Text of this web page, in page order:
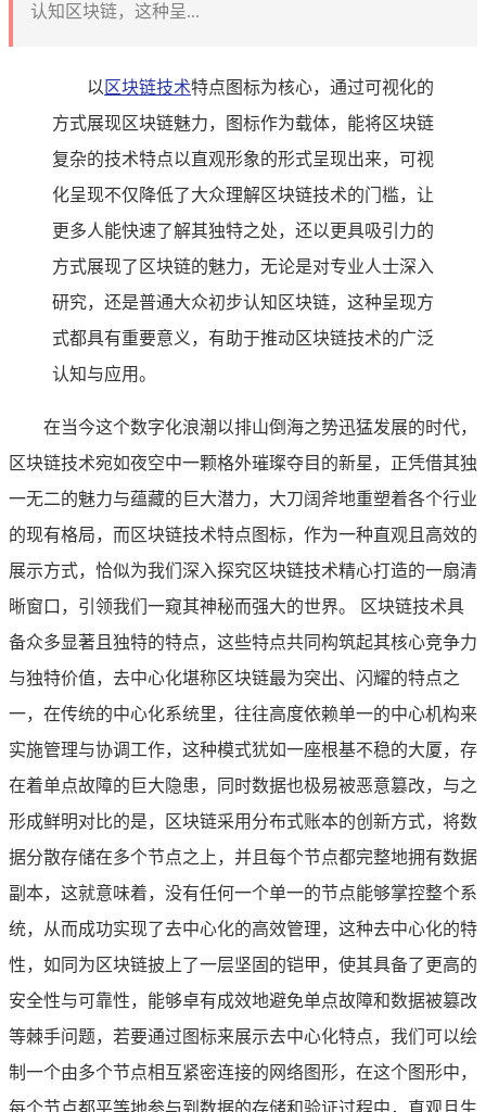
认知区块链，这种呈...
以 区块链技术特点图标为核心，通过可视化的
方式展现区块链魅力，图标作为载体，能将区块链
复杂的技术特点以直观形象的形式呈现出来，可视
化呈现不仅降低了大众理解区块链技术的门槛，让
更多人能快速了解其独特之处，还以更具吸引力的
方式展现了区块链的魅力，无论是对专业人士深入
研究，还是普通大众初步认知区块链，这种呈现方
式都具有重要意义，有助于推动区块链技术的广泛
认知与应用。
在当今这个数字化浪潮以排山倒海之势迅猛发展的时代，
区块链技术宛如夜空中一颗格外璀璨夺目的新星，正凭借其独
一无二的魅力与蕴藏的巨大潜力，大刀阔斧地重塑着各个行业
的现有格局，而区块链技术特点图标，作为一种直观且高效的
展示方式，恰似为我们深入探究区块链技术精心打造的一扇清
晰窗口，引领我们一窥其神秘而强大的世界。 区块链技术具
备众多显著且独特的特点，这些特点共同构筑起其核心竞争力
与独特价值，去中心化堪称区块链最为突出、闪耀的特点之
一，在传统的中心化系统里，往往高度依赖单一的中心机构来
实施管理与协调工作，这种模式犹如一座根基不稳的大厦，存
在着单点故障的巨大隐患，同时数据也极易被恶意篡改，与之
形成鲜明对比的是，区块链采用分布式账本的创新方式，将数
据分散存储在多个节点之上，并且每个节点都完整地拥有数据
副本，这就意味着，没有任何一个单一的节点能够掌控整个系
统，从而成功实现了去中心化的高效管理，这种去中心化的特
性，如同为区块链披上了一层坚固的铠甲，使其具备了更高的
安全性与可靠性，能够卓有成效地避免单点故障和数据被篡改
等棘手问题，若要通过图标来展示去中心化特点，我们可以绘
制一个由多个节点相互紧密连接的网络图形，在这个图形中，
每个节点都平等地参与到数据的存储和验证过程中，直观且生